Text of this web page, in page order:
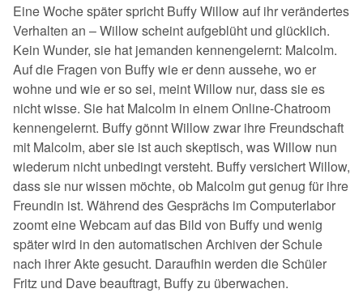
Eine Woche später spricht Buffy Willow auf ihr verändertes
Verhalten an – Willow scheint aufgeblüht und glücklich.
Kein Wunder, sie hat jemanden kennengelernt: Malcolm.
Auf die Fragen von Buffy wie er denn aussehe, wo er
wohne und wie er so sei, meint Willow nur, dass sie es
nicht wisse. Sie hat Malcolm in einem Online-Chatroom
kennengelernt. Buffy gönnt Willow zwar ihre Freundschaft
mit Malcolm, aber sie ist auch skeptisch, was Willow nun
wiederum nicht unbedingt versteht. Buffy versichert Willow,
dass sie nur wissen möchte, ob Malcolm gut genug für ihre
Freundin ist. Während des Gesprächs im Computerlabor
zoomt eine Webcam auf das Bild von Buffy und wenig
später wird in den automatischen Archiven der Schule
nach ihrer Akte gesucht. Daraufhin werden die Schüler
Fritz und Dave beauftragt, Buffy zu überwachen.